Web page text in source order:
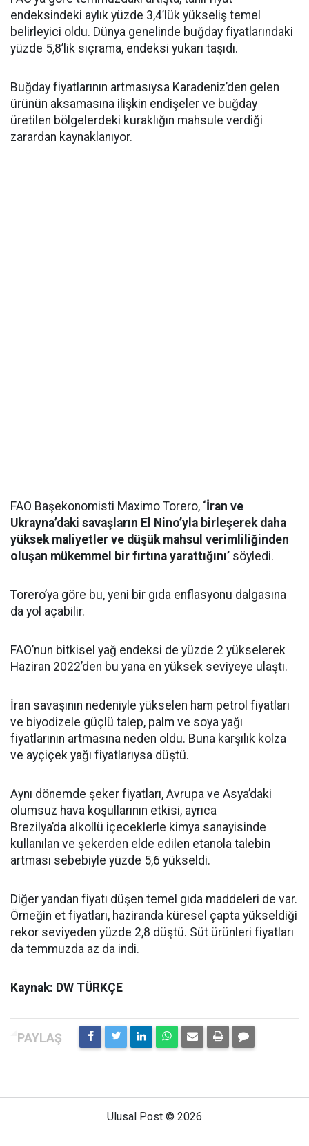
endeksindeki aylık yüzde 3,4’lük yükseliş temel
belirleyici oldu. Dünya genelinde buğday fiyatlarındaki
yüzde 5,8’lik sıçrama, endeksi yukarı taşıdı.
Buğday fiyatlarının artmasıysa Karadeniz’den gelen
ürünün aksamasına ilişkin endişeler ve buğday
üretilen bölgelerdeki kuraklığın mahsule verdiği
zarardan kaynaklanıyor.
FAO Başekonomisti Maximo Torero, ‘İran ve
Ukrayna’daki savaşların El Nino’yla birleşerek daha
yüksek maliyetler ve düşük mahsul verimliliğinden
oluşan mükemmel bir fırtına yarattığını’ söyledi.
Torero’ya göre bu, yeni bir gıda enflasyonu dalgasına
da yol açabilir.
FAO’nun bitkisel yağ endeksi de yüzde 2 yükselerek
Haziran 2022’den bu yana en yüksek seviyeye ulaştı.
İran savaşının nedeniyle yükselen ham petrol fiyatları
ve biyodizele güçlü talep, palm ve soya yağı
fiyatlarının artmasına neden oldu. Buna karşılık kolza
ve ayçiçek yağı fiyatlarıysa düştü.
Aynı dönemde şeker fiyatları, Avrupa ve Asya’daki
olumsuz hava koşullarının etkisi, ayrıca
Brezilya’da alkollü içeceklerle kimya sanayisinde
kullanılan ve şekerden elde edilen etanola talebin
artması sebebiyle yüzde 5,6 yükseldi.
Diğer yandan fiyatı düşen temel gıda maddeleri de var.
Örneğin et fiyatları, haziranda küresel çapta yükseldiği
rekor seviyeden yüzde 2,8 düştü. Süt ürünleri fiyatları
da temmuzda az da indi.
Kaynak: DW TÜRKÇE
Ulusal Post © 2026